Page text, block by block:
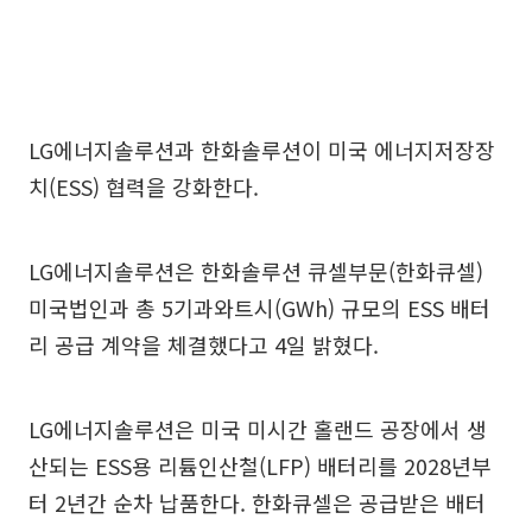
LG에너지솔루션과 한화솔루션이 미국 에너지저장장
치(ESS) 협력을 강화한다.
LG에너지솔루션은 한화솔루션 큐셀부문(한화큐셀)
미국법인과 총 5기과와트시(GWh) 규모의 ESS 배터
리 공급 계약을 체결했다고 4일 밝혔다.
LG에너지솔루션은 미국 미시간 홀랜드 공장에서 생
산되는 ESS용 리튬인산철(LFP) 배터리를 2028년부
터 2년간 순차 납품한다. 한화큐셀은 공급받은 배터